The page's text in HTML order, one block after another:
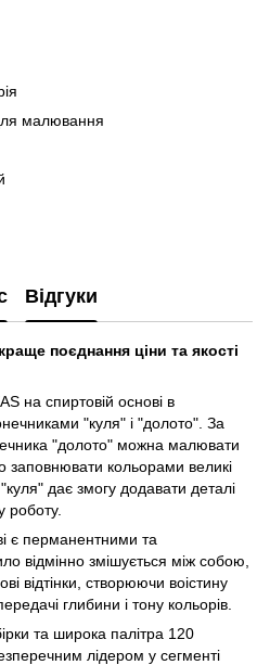
малювання
Відгуки
поєднання ціни та якості
на спиртовій основі в
"куля" і "долото". За
"долото" можна малювати
заповнювати кольорами великі
дає змогу додавати деталі
роботу.
є перманентними та
відмінно змішується між собою,
відтінки, створюючи воістину
глибини і тону кольорів.
та широка палітра 120
лідером у сегменті